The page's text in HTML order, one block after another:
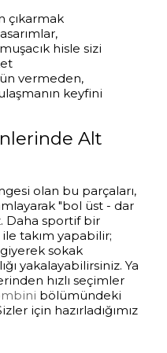
çıkarmak
hisle sizi
vermeden,
keyfini
Alt
olan bu parçaları,
"bol üst - dar
Daha sportif bir
ile takım yapabilir;
sokak
yakalayabilirsiniz. Ya
hızlı seçimler
bölümündeki
için hazırladığımız